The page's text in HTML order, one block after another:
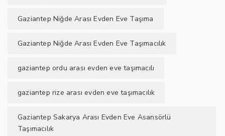
Gaziantep Niğde Arası Evden Eve Taşıma
Gaziantep Niğde Arası Evden Eve Taşımacılık
gaziantep ordu arası evden eve taşımacılı
gaziantep rize arası evden eve taşımacılık
Gaziantep Sakarya Arası Evden Eve Asansörlü
Taşımacılık